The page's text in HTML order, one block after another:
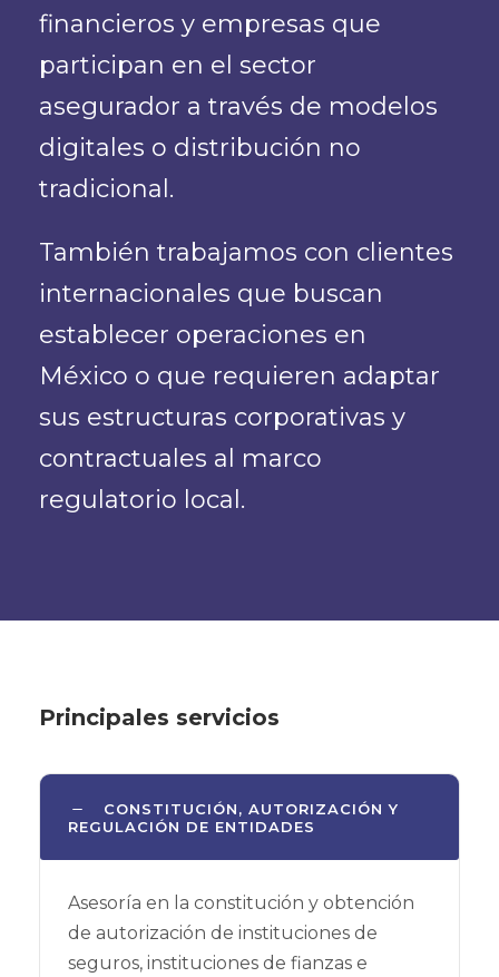
financieros y empresas que
participan en el sector
asegurador a través de modelos
digitales o distribución no
tradicional.
También trabajamos con clientes
internacionales que buscan
establecer operaciones en
México o que requieren adaptar
sus estructuras corporativas y
contractuales al marco
regulatorio local.
Principales servicios
CONSTITUCIÓN, AUTORIZACIÓN Y
REGULACIÓN DE ENTIDADES
Asesoría en la constitución y obtención
de autorización de instituciones de
seguros, instituciones de fianzas e